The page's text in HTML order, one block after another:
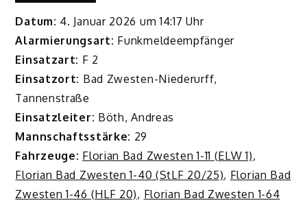
Datum: 4. Januar 2026 um 14:17 Uhr
Alarmierungsart: Funkmeldeempfänger
Einsatzart: F 2
Einsatzort: Bad Zwesten-Niederurff,
Tannenstraße
Einsatzleiter: Böth, Andreas
Mannschaftsstärke: 29
Fahrzeuge: Florian Bad Zwesten 1-11 (ELW 1),
Florian Bad Zwesten 1-40 (StLF 20/25), Florian Bad
Zwesten 1-46 (HLF 20), Florian Bad Zwesten 1-64